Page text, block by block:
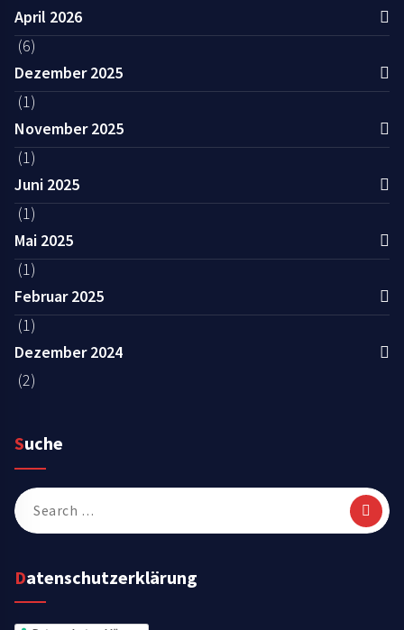
April 2026
(6)
Dezember 2025
(1)
November 2025
(1)
Juni 2025
(1)
Mai 2025
(1)
Februar 2025
(1)
Dezember 2024
(2)
Suche
Search
for:
Datenschutzerklärung